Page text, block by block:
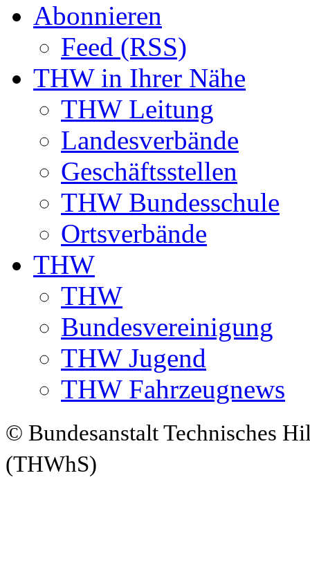
Abonnieren
Feed (RSS)
THW in Ihrer Nähe
THW Leitung
Landesverbände
Geschäftsstellen
THW Bundesschule
Ortsverbände
THW
THW
Bundesvereinigung
THW Jugend
THW Fahrzeugnews
© Bundesanstalt Technisches
(THWhS)